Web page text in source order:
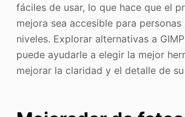
fáciles de usar, lo que hace que el
mejora sea accesible para
niveles. Explorar alternativas a
puede ayudarle a elegir la mejor
mejorar la claridad y el detalle de